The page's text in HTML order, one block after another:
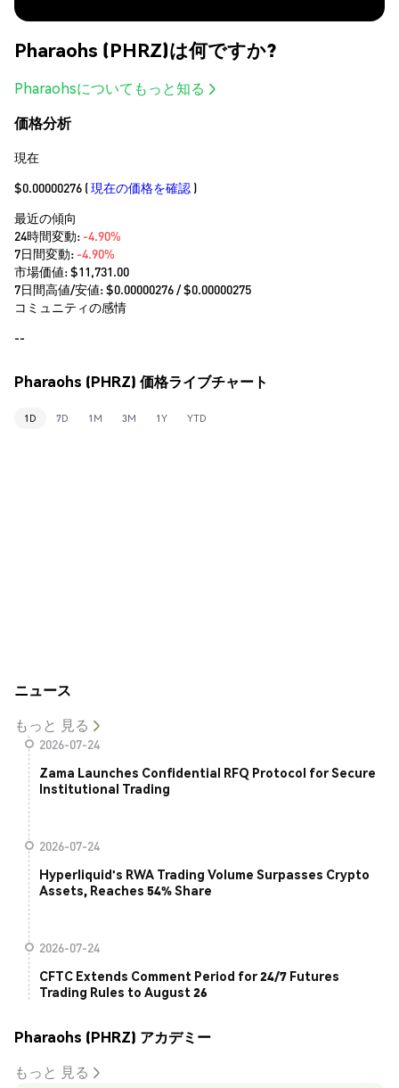
Pharaohs (PHRZ)は何ですか?
Pharaohsについてもっと知る
価格分析
現在
$0.00000276 (現在の価格を確認 )
最近の傾向
24時間変動: -4.90%
7日間変動: -4.90%
市場価値:$11,731.00
7日間高値/安値: $0.00000276/ $0.00000275
コミュニティの感情
--
Pharaohs (PHRZ) 価格ライブチャート
1D 7D 1M 3M 1Y YTD
ニュース
もっと 見る
2026-07-24
Zama Launches Confidential RFQ Protocol for Secure
Institutional Trading
2026-07-24
Hyperliquid's RWA Trading Volume Surpasses Crypto
Assets, Reaches 54% Share
2026-07-24
CFTC Extends Comment Period for 24/7 Futures
Trading Rules to August 26
Pharaohs (PHRZ) アカデミー
もっと 見る